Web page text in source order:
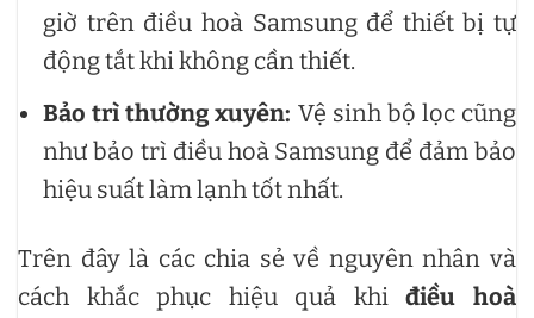
giờ trên điều hoà Samsung để thiết bị tự
động tắt khi không cần thiết.
Bảo trì thường xuyên: Vệ sinh bộ lọc cũng
như bảo trì điều hoà Samsung để đảm bảo
hiệu suất làm lạnh tốt nhất.
Trên đây là các chia sẻ về nguyên nhân và
cách khắc phục hiệu quả khiđiều hoà